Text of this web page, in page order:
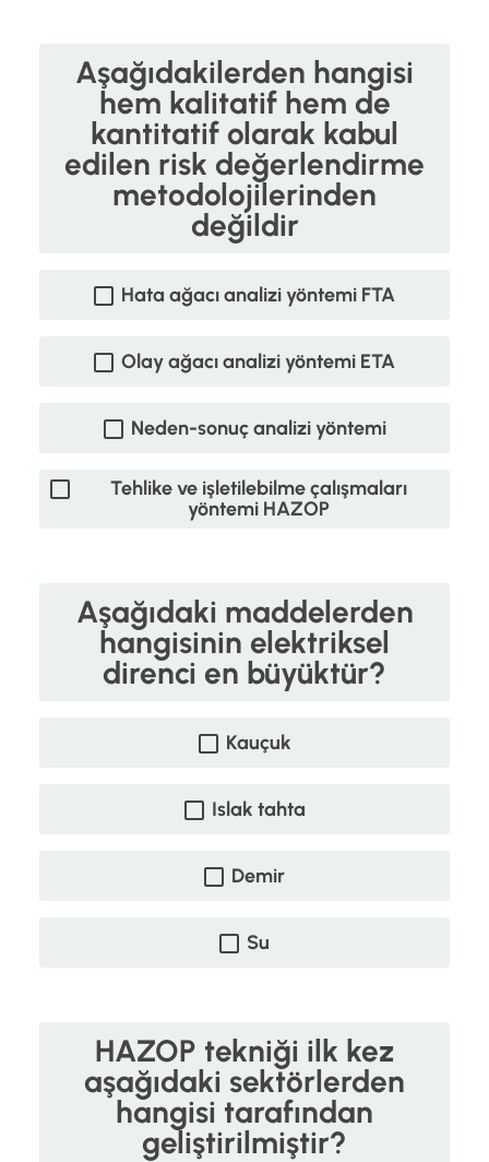
Aşağıdakilerden hangisi
hem kalitatif hem de
kantitatif olarak kabul
edilen risk değerlendirme
metodolojilerinden
değildir
Hata ağacı analizi yöntemi FTA
Olay ağacı analizi yöntemi ETA
Neden-sonuç analizi yöntemi
Tehlike ve işletilebilme çalışmaları
yöntemi HAZOP
Aşağıdaki maddelerden
hangisinin elektriksel
direnci en büyüktür?
Kauçuk
Islak tahta
Demir
Su
HAZOP tekniği ilk kez
aşağıdaki sektörlerden
hangisi tarafından
geliştirilmiştir?